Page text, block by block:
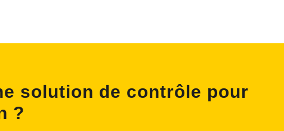
solution de contrôle pour
?